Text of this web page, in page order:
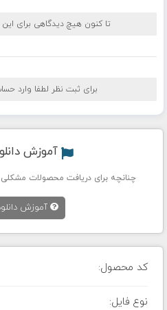
تا کنون هیچ دیدگاهی برای
برای ثبت نظر لطفا وارد
آموزش
چنانچه برای دریافت محصولات
آموزش
کد محصول:
نوع فایل: